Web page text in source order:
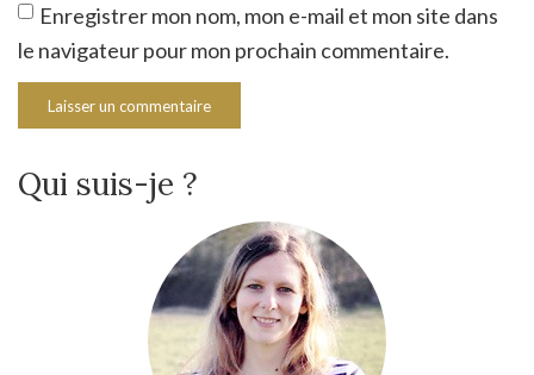
Enregistrer mon nom, mon e-mail et mon site dans
le navigateur pour mon prochain commentaire.
Qui suis-je ?